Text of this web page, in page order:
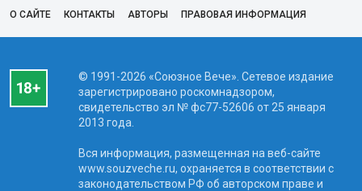
О САЙТЕ КОНТАКТЫ АВТОРЫ ПРАВОВАЯ ИНФОРМАЦИЯ
© 1991-2026 «Союзное Вече». Сетевое издание
зарегистрировано роскомнадзором,
свидетельство эл № фc77-52606 от 25 января
2013 года.
Вся информация, размещенная на веб-сайте
www.souzveche.ru, охраняется в соответствии с
законодательством РФ об авторском праве и